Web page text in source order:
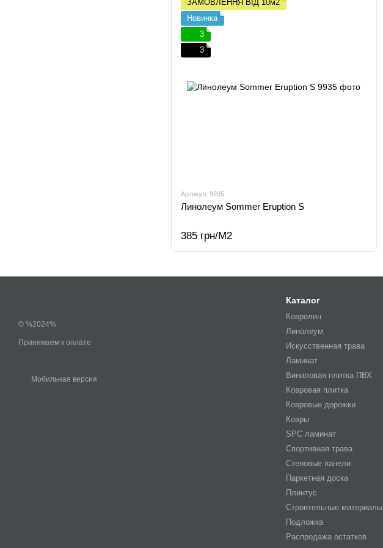
ЗАМОВЛЕННЯ ВІД 10м2
Новинка
3
3
Артикул: 9935
Линолеум Sommer Eruption S
385 грн/М2
© %2024%
Принимаем к оплате
Мобильная версия
Каталог
Ковролин
Линолеум
Искусственная трава
Ламинат
Виниловая плитка ПВХ
Ковровая плитка
Ковровые дорожки
Ковры
SPC ламинат
Спортивная трава
Стеновые панели
Паркетная доска
Плинтус
Строительные материалы
Подложка
Распродажа остатков